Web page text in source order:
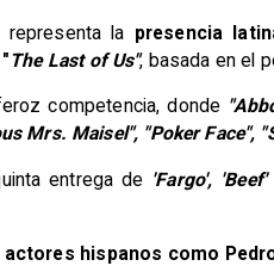
representa la presencia
"The Last of Us", basada en el
competencia, donde
Mrs. Maisel", "Poker Face",
entrega de 'Fargo', 'Beef'
actores hispanos como